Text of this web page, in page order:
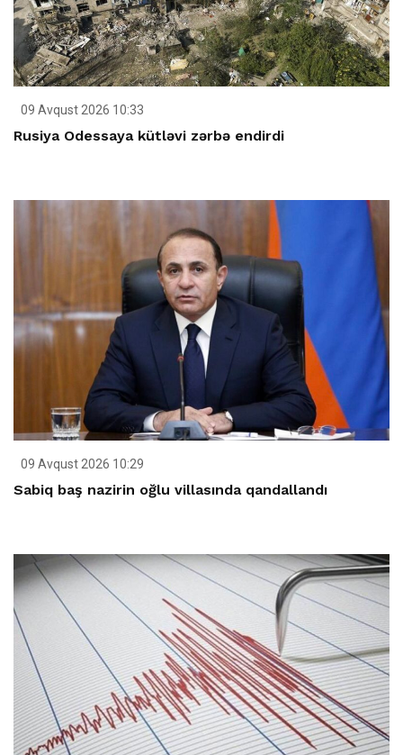
09 Avqust 2026 10:33
Rusiya Odessaya kütləvi zərbə endirdi
09 Avqust 2026 10:29
Sabiq baş nazirin oğlu villasında qandallandı